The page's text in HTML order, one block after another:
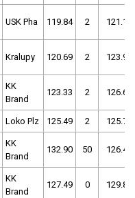
USK Pha 119.84 2 121.17
Kralupy 120.69 2 123.97
KK
Brand
123.33 2 126.68
Loko Plz 125.49 2 125.72
KK
Brand
132.90 50 126.47
KK
Brand
127.49 0 129.89